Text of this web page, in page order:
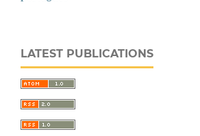
LATEST PUBLICATIONS